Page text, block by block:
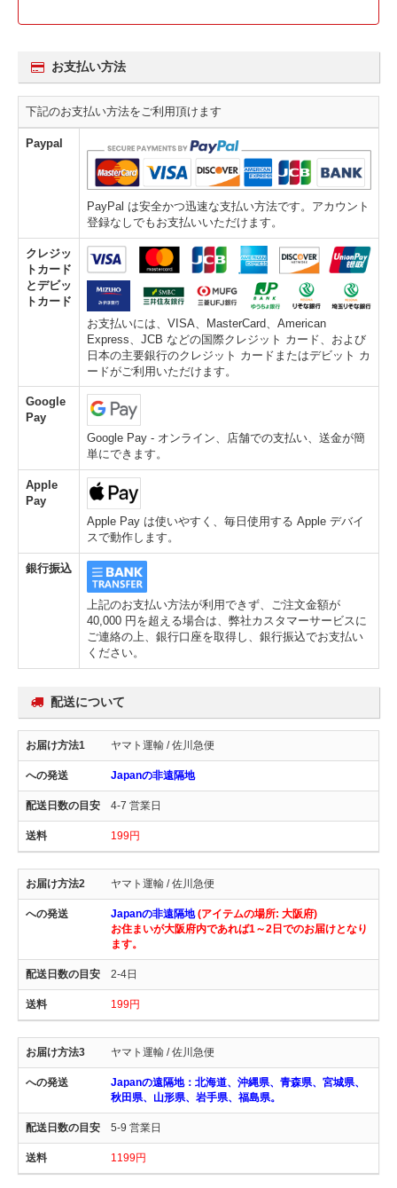
お支払い方法
下記のお支払い方法をご利用頂けます
Paypal
PayPal は安全かつ迅速な支払い方法です。アカウント
登録なしでもお支払いいただけます。
クレジッ
トカード
とデビッ
トカード
お支払いには、VISA、MasterCard、American
Express、JCB などの国際クレジット カード、および
日本の主要銀行のクレジット カードまたはデビット カ
ードがご利用いただけます。
Google
Pay
Google Pay - オンライン、店舗での支払い、送金が簡
単にできます。
Apple
Pay
Apple Pay は使いやすく、毎日使用する Apple デバイ
スで動作します。
銀行振込
上記のお支払い方法が利用できず、ご注文金額が
40,000 円を超える場合は、弊社カスタマーサービスに
ご連絡の上、銀行口座を取得し、銀行振込でお支払い
ください。
配送について
ヤマト運輸 / 佐川急便
Japanの非遠隔地
4-7 営業日
199円
ヤマト運輸 / 佐川急便
Japanの非遠隔地(アイテムの場所: 大阪府)
お住まいが大阪府内であれば1～2日でのお届けとなり
ます。
2-4日
199円
ヤマト運輸 / 佐川急便
Japanの遠隔地：北海道、沖縄県、青森県、宮城県、
秋田県、山形県、岩手県、福島県。
5-9 営業日
1199円